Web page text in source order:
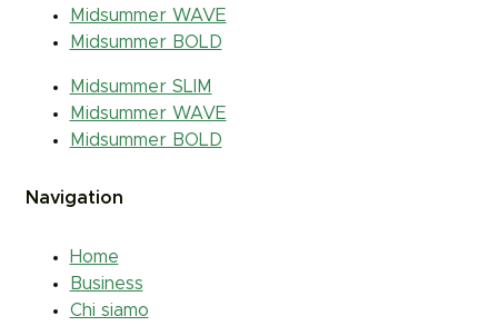
Midsummer WAVE
Midsummer BOLD
Midsummer SLIM
Midsummer WAVE
Midsummer BOLD
Navigation
Home
Business
Chi siamo